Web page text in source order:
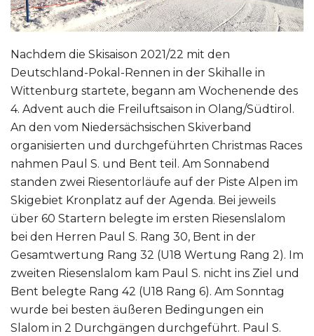
Nachdem die Skisaison 2021/22 mit den
Deutschland-Pokal-Rennen in der Skihalle in
Wittenburg startete, begann am Wochenende des
4. Advent auch die Freiluftsaison in Olang/Südtirol.
An den vom Niedersächsischen Skiverband
organisierten und durchgeführten Christmas Races
nahmen Paul S. und Bent teil. Am Sonnabend
standen zwei Riesentorläufe auf der Piste Alpen im
Skigebiet Kronplatz auf der Agenda. Bei jeweils
über 60 Startern belegte im ersten Riesenslalom
bei den Herren Paul S. Rang 30, Bent in der
Gesamtwertung Rang 32 (U18 Wertung Rang 2). Im
zweiten Riesenslalom kam Paul S. nicht ins Ziel und
Bent belegte Rang 42 (U18 Rang 6). Am Sonntag
wurde bei besten äußeren Bedingungen ein
Slalom in 2 Durchgängen durchgeführt. Paul S.